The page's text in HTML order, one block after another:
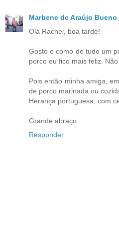
Marbene de Araújo Bueno
Olá Rachel, boa tarde!
Gosto e como de tudo um
porco eu fico mais feliz.
Pois então minha amiga,
de porco marinada ou
Herança portuguesa, com
Grande abraço.
Responder